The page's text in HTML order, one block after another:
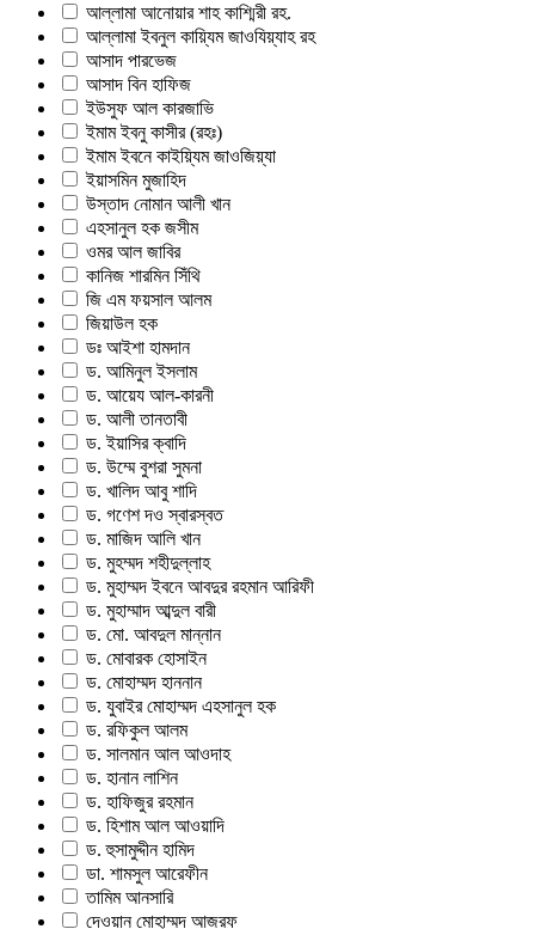
আল্লামা আনোয়ার শাহ কাশ্মিরী রহ.
আল্লামা ইবনুল কায়্যিম জাওযিয়্যাহ রহ
আসাদ পারভেজ
আসাদ বিন হাফিজ
ইউসুফ আল কারজাভি
ইমাম ইবনু কাসীর (রহঃ)
ইমাম ইবনে কাইয়্যিম জাওজিয়্যা
ইয়াসমিন মুজাহিদ
উস্তাদ নোমান আলী খান
এহসানুল হক জসীম
ওমর আল জাবির
কানিজ শারমিন সিঁথি
জি এম ফয়সাল আলম
জিয়াউল হক
ডঃ আইশা হামদান
ড. আমিনুল ইসলাম
ড. আয়েয আল-কারনী
ড. আলী তানতাবী
ড. ইয়াসির ক্বাদি
ড. উম্মে বুশরা সুমনা
ড. খালিদ আবু শাদি
ড. গণেশ দও স্বারস্বত
ড. মাজিদ আলি খান
ড. মুহম্মদ শহীদুল্লাহ
ড. মুহাম্মদ ইবনে আবদুর রহমান আরিফী
ড. মুহাম্মাদ আব্দুল বারী
ড. মো. আবদুল মান্নান
ড. মোবারক হোসাইন
ড. মোহাম্মদ হাননান
ড. যুবাইর মোহাম্মদ এহসানুল হক
ড. রফিকুল আলম
ড. সালমান আল আওদাহ
ড. হানান লাশিন
ড. হাফিজুর রহমান
ড. হিশাম আল আওয়াদি
ড. হুসামুদ্দীন হামিদ
ডা. শামসুল আরেফীন
তামিম আনসারি
দেওয়ান মোহাম্মদ আজরফ